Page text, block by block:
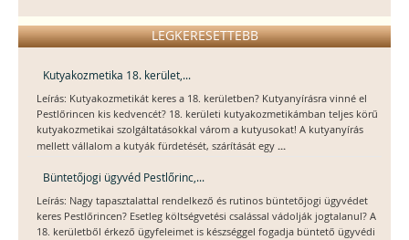
LEGKERESETTEBB
Kutyakozmetika 18. kerület,...
Leírás: Kutyakozmetikát keres a 18. kerületben? Kutyanyírásra vinné el
Pestlőrincen kis kedvencét? 18. kerületi kutyakozmetikámban teljes körű
kutyakozmetikai szolgáltatásokkal várom a kutyusokat! A kutyanyírás
mellett vállalom a kutyák fürdetését, szárítását egy ...
Büntetőjogi ügyvéd Pestlőrinc,...
Leírás: Nagy tapasztalattal rendelkező és rutinos büntetőjogi ügyvédet
keres Pestlőrincen? Esetleg költségvetési csalással vádolják jogtalanul? A
18. kerületből érkező ügyfeleimet is készséggel fogadja büntető ügyvédi